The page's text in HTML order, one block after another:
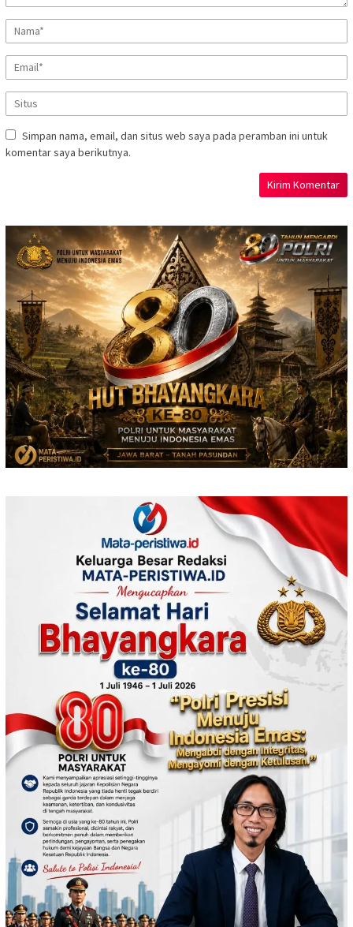
Simpan nama, email, dan situs web saya pada peramban ini untuk
komentar saya berikutnya.